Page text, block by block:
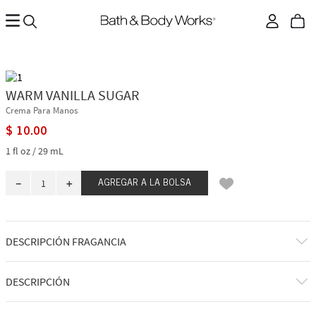
WARM VANILLA SUGAR
Crema Para Manos
$ 10.00
1 fl oz / 29 mL
＋
－ AGREGAR A LA BOLSA
DESCRIPCIÓN FRAGANCIA
A qué huele: disfrutando de un capricho irresistiblemente cremoso y
dulce en tu cachemira más acogedora.
DESCRIPCIÓN